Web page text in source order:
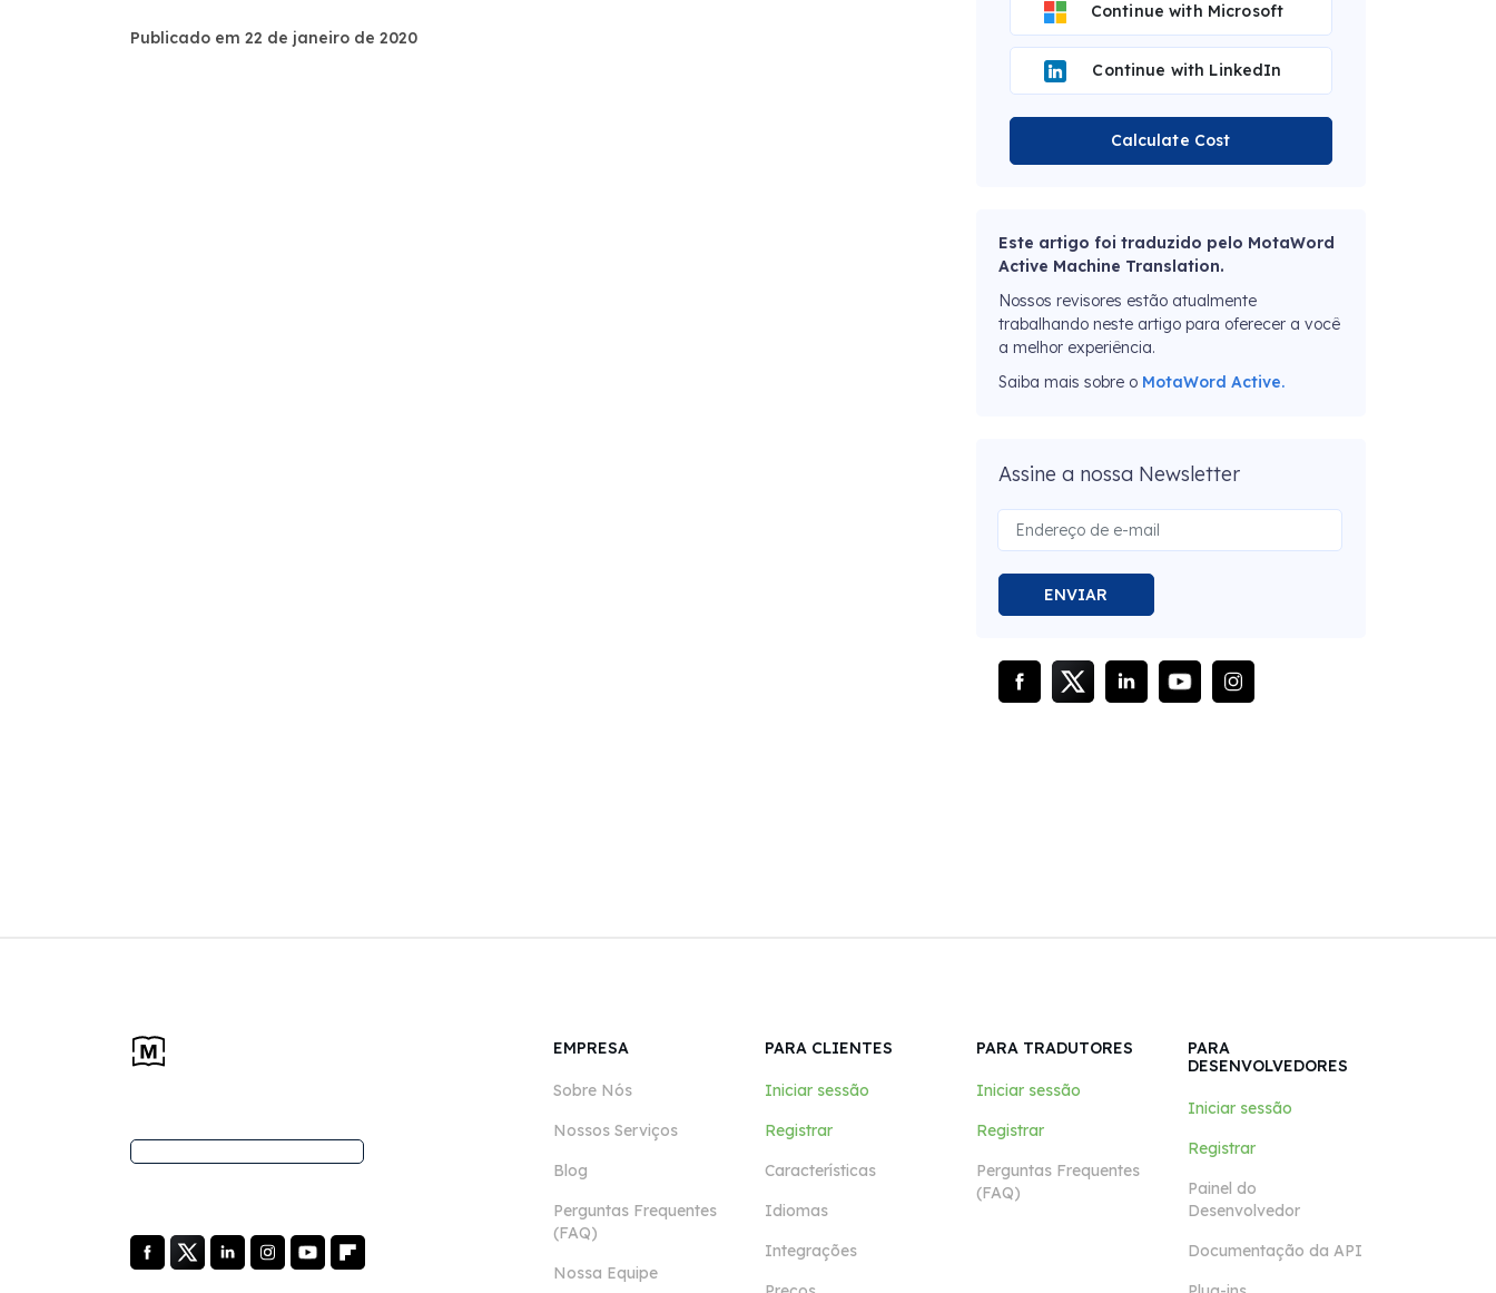
Publicado em 22 de janeiro de 2020
Continue with Microsoft
Continue with LinkedIn
Calculate Cost
Este artigo foi traduzido pelo MotaWord
Active Machine Translation.
Nossos revisores estão atualmente
trabalhando neste artigo para oferecer a você
a melhor experiência.
Saiba mais sobre o MotaWord Active.
Assine a nossa Newsletter
ENVIAR
EMPRESA
Sobre Nós
Nossos Serviços
Blog
Perguntas Frequentes
(FAQ)
Nossa Equipe
PARA CLIENTES
Iniciar sessão
Registrar
Características
Idiomas
Integrações
PARA TRADUTORES
Iniciar sessão
Registrar
Perguntas Frequentes
(FAQ)
PARA
DESENVOLVEDORES
Iniciar sessão
Registrar
Painel do
Desenvolvedor
Documentação da API